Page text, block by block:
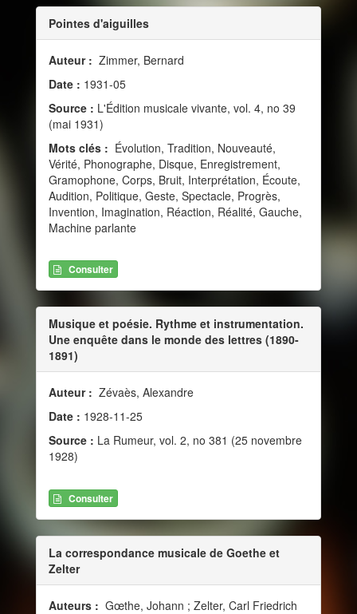
Pointes d'aiguilles
Auteur : Zimmer, Bernard
Date : 1931-05
Source : L'Édition musicale vivante, vol. 4, no 39
(mai 1931)
Mots clés : Évolution, Tradition, Nouveauté,
Vérité, Phonographe, Disque, Enregistrement,
Gramophone, Corps, Bruit, Interprétation, Écoute,
Audition, Politique, Geste, Spectacle, Progrès,
Invention, Imagination, Réaction, Réalité, Gauche,
Machine parlante
Consulter
Musique et poésie. Rythme et instrumentation.
Une enquête dans le monde des lettres (1890-
1891)
Auteur : Zévaès, Alexandre
Date : 1928-11-25
Source : La Rumeur, vol. 2, no 381 (25 novembre
1928)
Consulter
La correspondance musicale de Goethe et
Zelter
Auteurs : Gœthe, Johann ; Zelter, Carl Friedrich